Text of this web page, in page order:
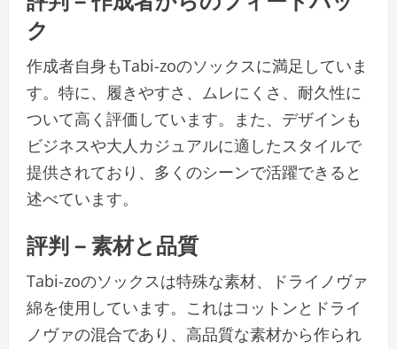
ク
作成者自身もTabi-zoのソックスに満足していま
す。特に、履きやすさ、ムレにくさ、耐久性に
ついて高く評価しています。また、デザインも
ビジネスや大人カジュアルに適したスタイルで
提供されており、多くのシーンで活躍できると
述べています。
評判 – 素材と品質
Tabi-zoのソックスは特殊な素材、ドライノヴァ
綿を使用しています。これはコットンとドライ
ノヴァの混合であり、高品質な素材から作られ